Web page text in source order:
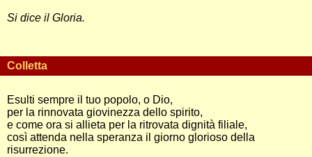
Si dice il Gloria.
Colletta
Esulti sempre il tuo popolo, o Dio,
per la rinnovata giovinezza dello spirito,
e come ora si allieta per la ritrovata dignità filiale,
così attenda nella speranza il giorno glorioso della
risurrezione.